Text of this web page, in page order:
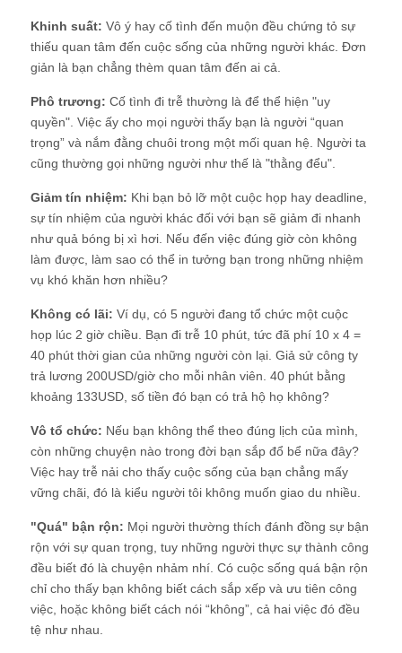
Khinh suất: Vô ý hay cố tình đến muộn đều chứng tỏ sự
thiếu quan tâm đến cuộc sống của những người khác. Đơn
giản là bạn chẳng thèm quan tâm đến ai cả.
Phô trương: Cố tình đi trễ thường là để thể hiện "uy
quyền". Việc ấy cho mọi người thấy bạn là người “quan
trọng” và nắm đằng chuôi trong một mối quan hệ. Người ta
cũng thường gọi những người như thế là "thằng đểu".
Giảm tín nhiệm: Khi bạn bỏ lỡ một cuộc họp hay deadline,
sự tín nhiệm của người khác đối với bạn sẽ giảm đi nhanh
như quả bóng bị xì hơi. Nếu đến việc đúng giờ còn không
làm được, làm sao có thể in tưởng bạn trong những nhiệm
vụ khó khăn hơn nhiều?
Không có lãi: Ví dụ, có 5 người đang tổ chức một cuộc
họp lúc 2 giờ chiều. Bạn đi trễ 10 phút, tức đã phí 10 x 4 =
40 phút thời gian của những người còn lại. Giả sử công ty
trả lương 200USD/giờ cho mỗi nhân viên. 40 phút bằng
khoảng 133USD, số tiền đó bạn có trả hộ họ không?
Vô tổ chức: Nếu bạn không thể theo đúng lịch của mình,
còn những chuyện nào trong đời bạn sắp đổ bể nữa đây?
Việc hay trễ nải cho thấy cuộc sống của bạn chẳng mấy
vững chãi, đó là kiểu người tôi không muốn giao du nhiều.
"Quá" bận rộn: Mọi người thường thích đánh đồng sự bận
rộn với sự quan trọng, tuy những người thực sự thành công
đều biết đó là chuyện nhảm nhí. Có cuộc sống quá bận rộn
chỉ cho thấy bạn không biết cách sắp xếp và ưu tiên công
việc, hoặc không biết cách nói “không”, cả hai việc đó đều
tệ như nhau.